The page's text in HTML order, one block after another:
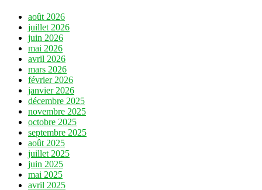
août 2026
juillet 2026
juin 2026
mai 2026
avril 2026
mars 2026
février 2026
janvier 2026
décembre 2025
novembre 2025
octobre 2025
septembre 2025
août 2025
juillet 2025
juin 2025
mai 2025
avril 2025